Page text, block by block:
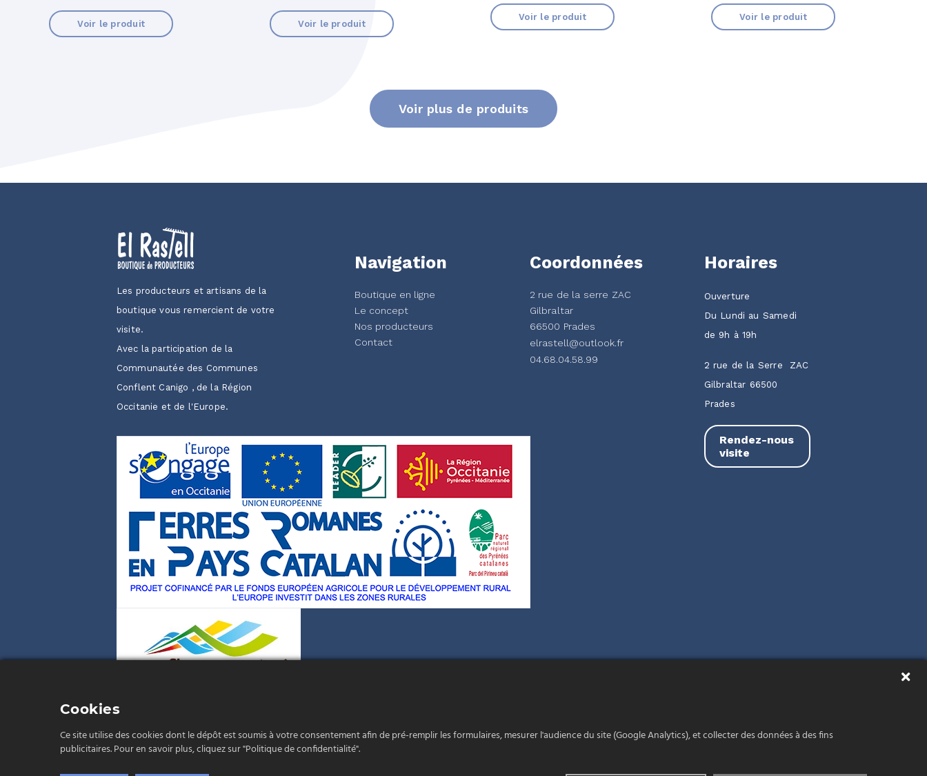
Voir le produit Voir le produit
Voir le produit Voir le produit
Voir plus de produits
Les producteurs et artisans de la
boutique vous remercient de votre
visite.
Avec la participation de la
Communautée des Communes
Conflent Canigo , de la Région
Occitanie et de l'Europe.
Navigation
Boutique en ligne
Le concept
Nos producteurs
Contact
Coordonnées
2 rue de la serre ZAC
Gilbraltar
66500 Prades
elrastell@outlook.fr
04.68.04.58.99
Horaires
Ouverture
Du Lundi au Samedi
de 9h à 19h
2 rue de la Serre ZAC
Gilbraltar 66500
Prades
Rendez-nous
visite
Cookie Box Settings
Cookies
Ce site utilise des cookies dont le dépôt est soumis à votre consentement afin de pré-remplir les formulaires, mesurer l'audience du site (Google Analytics), et collecter des données à des fins
publicitaires. Pour en savoir plus, cliquez sur "Politique de confidentialité".